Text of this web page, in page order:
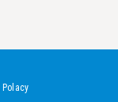
Polacy